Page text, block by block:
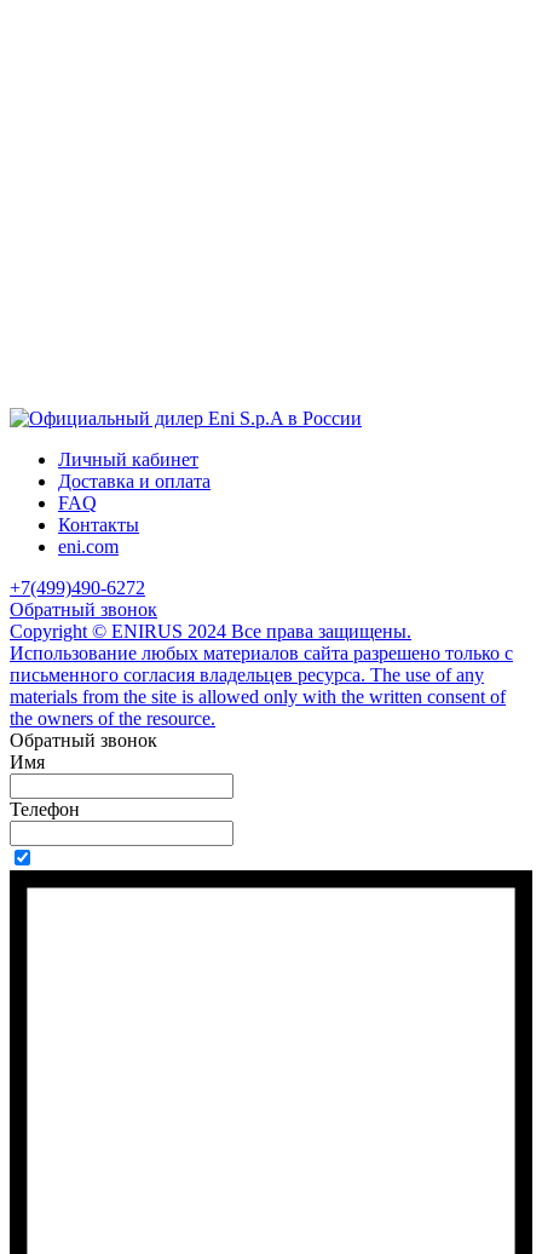
Личный кабинет
Доставка и оплата
FAQ
Контакты
eni.com
+7(499)490-6272
Обратный звонок
Copyright © ENIRUS 2024 Все права защищены.
Использование любых материалов сайта разрешено только с
письменного согласия владельцев ресурса. The use of any
materials from the site is allowed only with the written consent of
the owners of the resource.
Обратный звонок
Имя
Телефон